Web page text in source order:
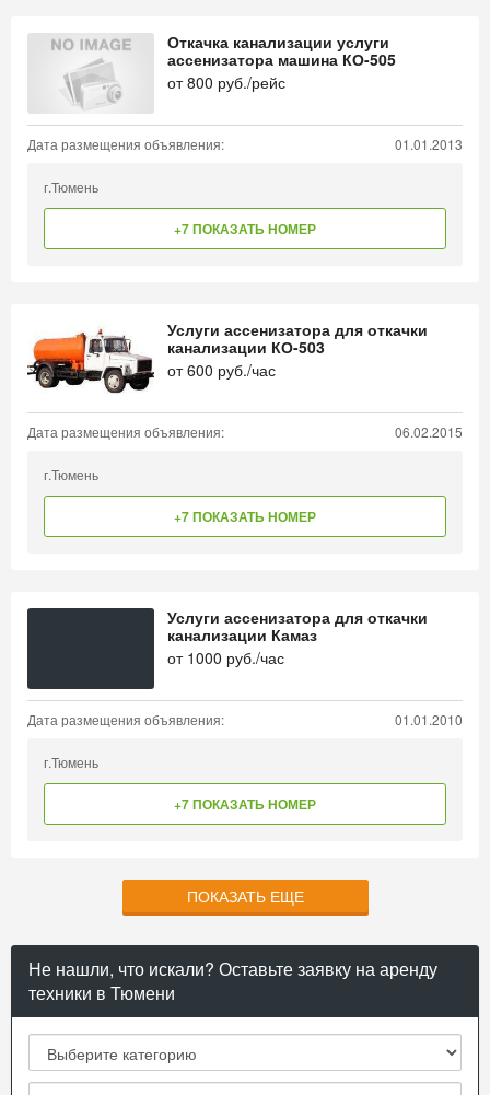
Откачка канализации услуги
ассенизатора машина КО-505
от800 руб./рейс
Дата размещения объявления: 01.01.2013
г.Тюмень
+7 ПОКАЗАТЬ НОМЕР
Услуги ассенизатора для откачки
канализации КО-503
от600 руб./час
Дата размещения объявления: 06.02.2015
г.Тюмень
+7 ПОКАЗАТЬ НОМЕР
Услуги ассенизатора для откачки
канализации Камаз
от 1000 руб./час
Дата размещения объявления: 01.01.2010
г.Тюмень
+7 ПОКАЗАТЬ НОМЕР
ПОКАЗАТЬ ЕЩЕ
Не нашли, что искали? Оставьте заявку на аренду
техники в Тюмени